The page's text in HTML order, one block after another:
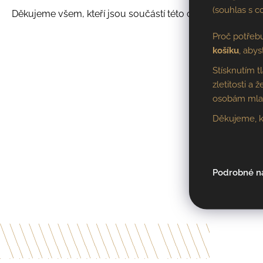
(souhlas s
Proč
košíku,
Stísknutím
zletitosti a
osobám
Děkujeme,
Podrobné
Děkujeme všem, kteří jsou součástí této cesty. 🍷